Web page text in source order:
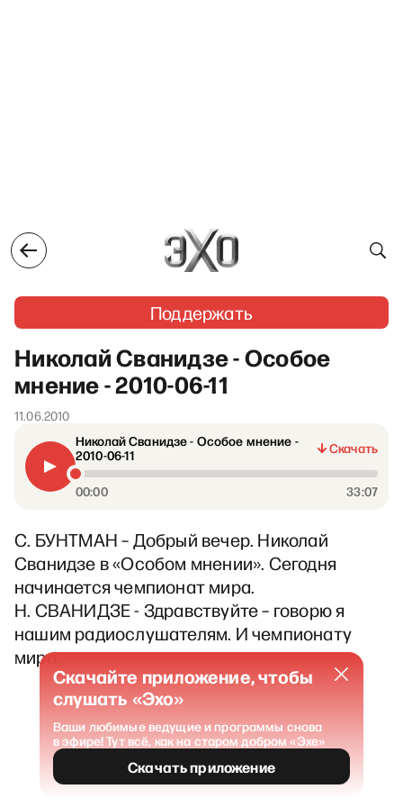
Поддержать
Николай Сванидзе - Особое
мнение - 2010-06-11
11.06.2010
Николай Сванидзе - Особое мнение -
2010-06-11
Скачать
00:00 33:07
С. БУНТМАН – Добрый вечер. Николай
Сванидзе в «Особом мнении». Сегодня
начинается чемпионат мира.
Н. СВАНИДЗЕ - Здравствуйте – говорю я
нашим радиослушателям. И чемпионату
мира.
Скачайте приложение, чтобы
слушать «Эхо»
Ваши любимые ведущие и программы снова
в эфире! Тут всё, как на старом добром «Эхе»
Скачать приложение